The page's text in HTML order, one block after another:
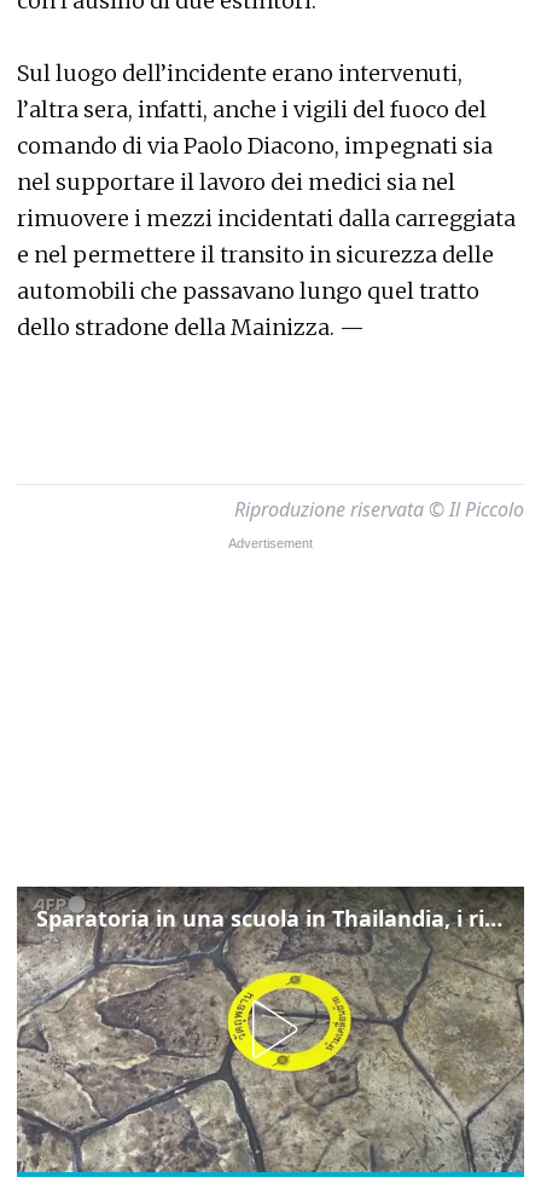
Sul luogo dell’incidente erano intervenuti,
l’altra sera, infatti, anche i vigili del fuoco del
comando di via Paolo Diacono, impegnati sia
nel supportare il lavoro dei medici sia nel
rimuovere i mezzi incidentati dalla carreggiata
e nel permettere il transito in sicurezza delle
automobili che passavano lungo quel tratto
dello stradone della Mainizza. —
Riproduzione riservata © Il Piccolo
Sparatoria in una scuola in Thailandia, i rilievi della polizia